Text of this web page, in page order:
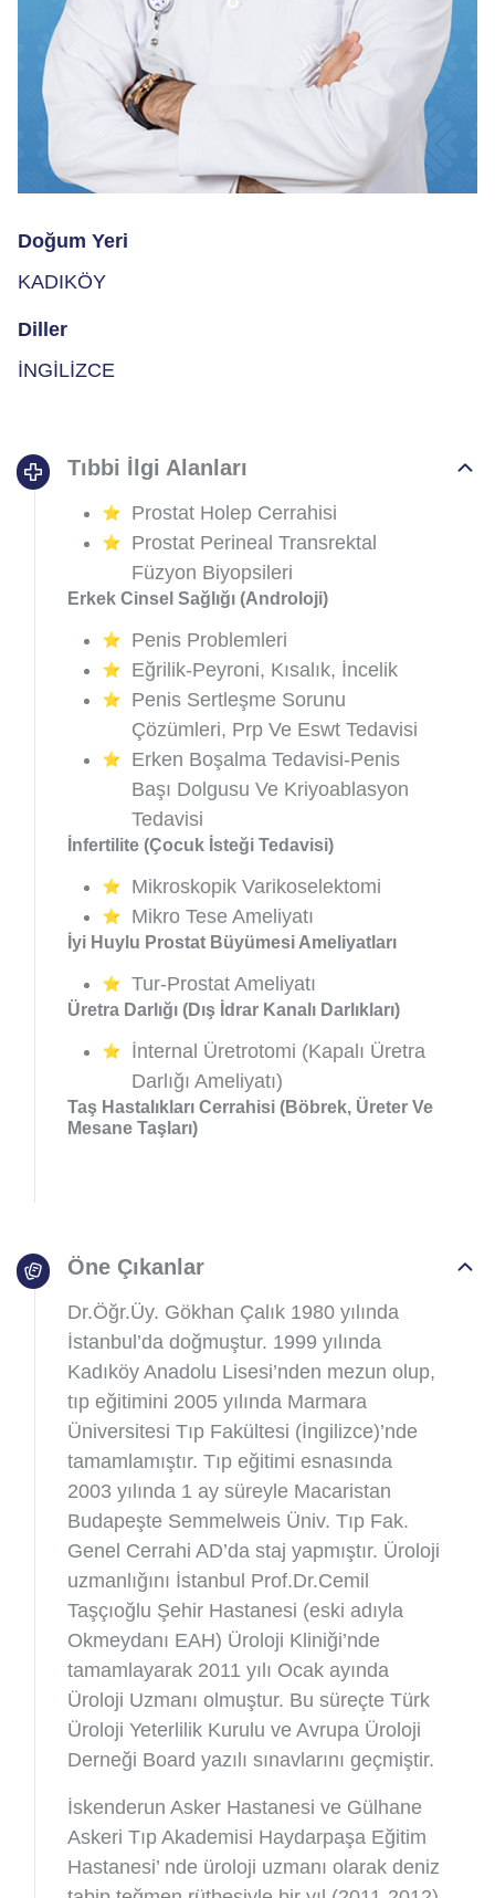
Doğum Yeri
KADIKÖY
Diller
İNGİLİZCE
Tıbbi İlgi Alanları
Prostat Holep Cerrahisi
Prostat Perineal Transrektal
Füzyon Biyopsileri
Erkek Cinsel Sağlığı (Androloji)
Penis Problemleri
Eğrilik-Peyroni, Kısalık, İncelik
Penis Sertleşme Sorunu
Çözümleri, Prp Ve Eswt Tedavisi
Erken Boşalma Tedavisi-Penis
Başı Dolgusu Ve Kriyoablasyon
Tedavisi
İnfertilite (Çocuk İsteği Tedavisi)
Mikroskopik Varikoselektomi
Mikro Tese Ameliyatı
İyi Huylu Prostat Büyümesi Ameliyatları
Tur-Prostat Ameliyatı
Üretra Darlığı (Dış İdrar Kanalı Darlıkları)
İnternal Üretrotomi (Kapalı Üretra
Darlığı Ameliyatı)
Taş Hastalıkları Cerrahisi (Böbrek, Üreter Ve
Mesane Taşları)
Öne Çıkanlar
Dr.Öğr.Üy. Gökhan Çalık 1980 yılında
İstanbul’da doğmuştur. 1999 yılında
Kadıköy Anadolu Lisesi’nden mezun olup,
tıp eğitimini 2005 yılında Marmara
Üniversitesi Tıp Fakültesi (İngilizce)’nde
tamamlamıştır. Tıp eğitimi esnasında
2003 yılında 1 ay süreyle Macaristan
Budapeşte Semmelweis Üniv. Tıp Fak.
Genel Cerrahi AD’da staj yapmıştır. Üroloji
uzmanlığını İstanbul Prof.Dr.Cemil
Taşçıoğlu Şehir Hastanesi (eski adıyla
Okmeydanı EAH) Üroloji Kliniği’nde
tamamlayarak 2011 yılı Ocak ayında
Üroloji Uzmanı olmuştur. Bu süreçte Türk
Üroloji Yeterlilik Kurulu ve Avrupa Üroloji
Derneği Board yazılı sınavlarını geçmiştir.
İskenderun Asker Hastanesi ve Gülhane
Askeri Tıp Akademisi Haydarpaşa Eğitim
Hastanesi’ nde üroloji uzmanı olarak deniz